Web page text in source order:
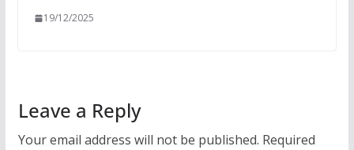
19/12/2025
Leave a Reply
Your email address will not be published. Required